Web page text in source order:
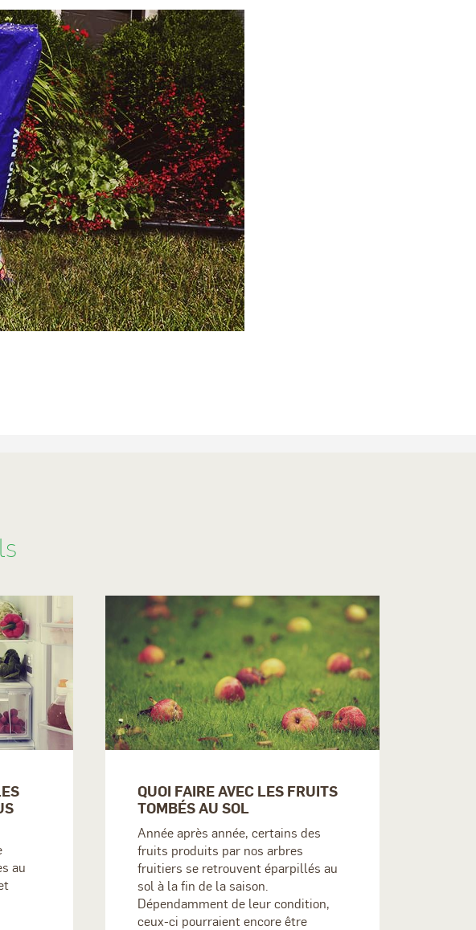
au
QUOI FAIRE AVEC LES FRUITS
TOMBÉS AU SOL
Année après année, certains des
fruits produits par nos arbres
fruitiers se retrouvent éparpillés au
sol à la fin de la saison.
Dépendamment de leur condition,
ceux-ci pourraient encore être